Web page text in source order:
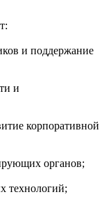
и поддержание
и
корпоративной
органов;
технологий;